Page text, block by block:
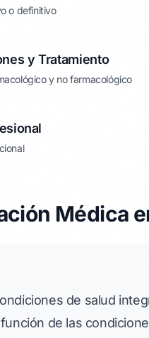
o definitivo
y Tratamiento
y no farmacológico
Médica
de salud
de las